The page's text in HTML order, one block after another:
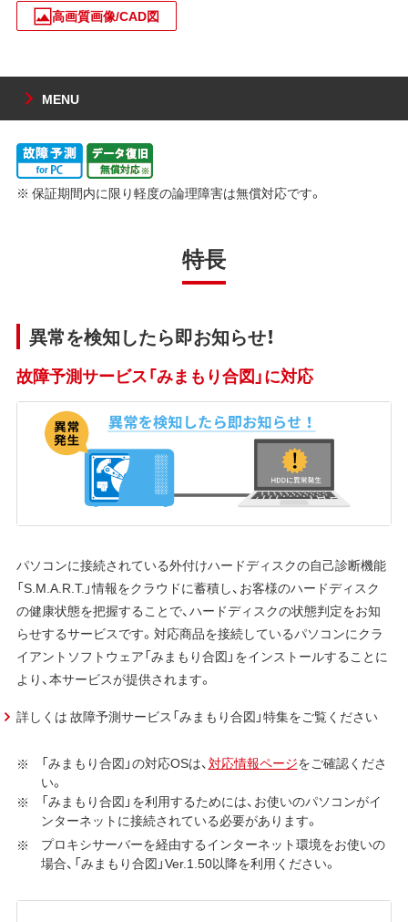
高画質画像/CAD図
MENU
※ 保証期間内に限り軽度の論理障害は無償対応です。
特長
異常を検知したら即お知らせ！
故障予測サービス「みまもり合図」に対応
パソコンに接続されている外付けハードディスクの自己診断機能
「S.M.A.R.T.」情報をクラウドに蓄積し、お客様のハードディスク
の健康状態を把握することで、ハードディスクの状態判定をお知
らせするサービスです。対応商品を接続しているパソコンにクラ
イアントソフトウェア「みまもり合図」をインストールすることに
より、本サービスが提供されます。
詳しくは 故障予測サービス「みまもり合図」特集をご覧ください
「みまもり合図」の対応OSは、 対応情報ページをご確認くださ
い。
「みまもり合図」を利用するためには、お使いのパソコンがイ
ンターネットに接続されている必要があります。
プロキシサーバーを経由するインターネット環境をお使いの
場合、「みまもり合図」Ver.1.50以降を利用ください。